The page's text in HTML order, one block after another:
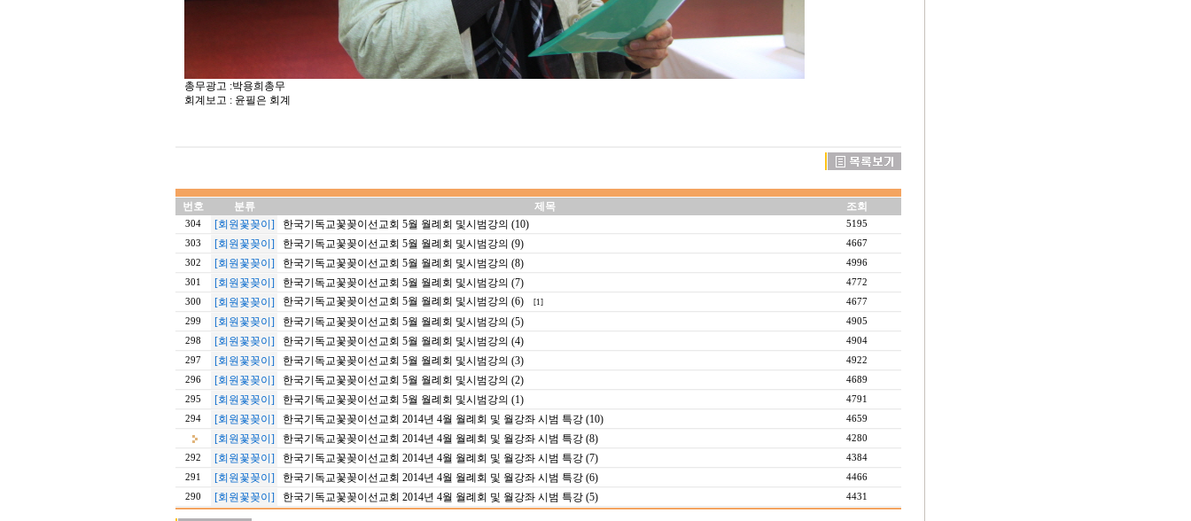
총무광고 :박용희총무
회계보고 : 윤필은 회계
번호 분류 제목 조회
304 [회원꽃꽂이] 한국기독교꽃꽂이선교회 5월 월례회 및시범강의 (10)
5195
303
[회원꽃꽂이] 한국기독교꽃꽂이선교회 5월 월례회 및시범강의 (9)
4667
302
[회원꽃꽂이] 한국기독교꽃꽂이선교회 5월 월례회 및시범강의 (8)
4996
301
[회원꽃꽂이] 한국기독교꽃꽂이선교회 5월 월례회 및시범강의 (7)
4772
300
[회원꽃꽂이] 한국기독교꽃꽂이선교회 5월 월례회 및시범강의 (6) [1]
4677
299
[회원꽃꽂이] 한국기독교꽃꽂이선교회 5월 월례회 및시범강의 (5)
4905
298
[회원꽃꽂이] 한국기독교꽃꽂이선교회 5월 월례회 및시범강의 (4)
4904
297
[회원꽃꽂이] 한국기독교꽃꽂이선교회 5월 월례회 및시범강의 (3)
4922
296
[회원꽃꽂이] 한국기독교꽃꽂이선교회 5월 월례회 및시범강의 (2)
4689
295
[회원꽃꽂이] 한국기독교꽃꽂이선교회 5월 월례회 및시범강의 (1)
4791
294
[회원꽃꽂이] 한국기독교꽃꽂이선교회 2014년 4월 월례회 및 월강좌 시범 특강 (10) 4659
[회원꽃꽂이] 한국기독교꽃꽂이선교회 2014년 4월 월례회 및 월강좌 시범 특강 (8)
4280
292
[회원꽃꽂이] 한국기독교꽃꽂이선교회 2014년 4월 월례회 및 월강좌 시범 특강 (7)
4384
291
[회원꽃꽂이] 한국기독교꽃꽂이선교회 2014년 4월 월례회 및 월강좌 시범 특강 (6)
4466
290
[회원꽃꽂이] 한국기독교꽃꽂이선교회 2014년 4월 월례회 및 월강좌 시범 특강 (5) 4431